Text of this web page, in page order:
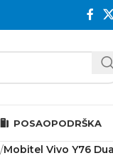
POSAOPODRŠKA
Mobitel Vivo Y76